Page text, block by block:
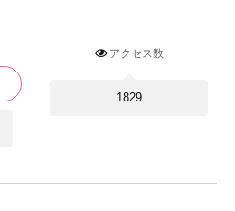
アクセス数
1829